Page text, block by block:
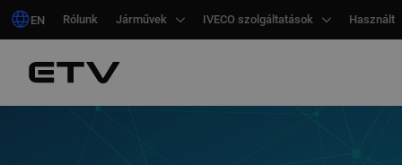
EN Rólunk Járművek IVECO szolgáltatások Használt
EN Rólunk Járművek IVECO szolgáltatások Használt